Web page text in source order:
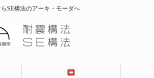
SE構法のアーキ・モーダへ